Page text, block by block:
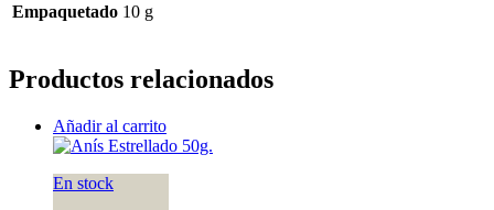
Empaquetado 10 g
Productos relacionados
Añadir al carrito
En stock